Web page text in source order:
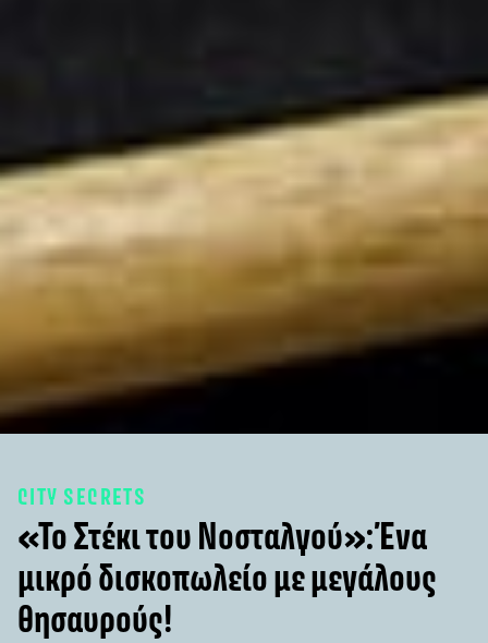
CITY SECRETS
«Το Στέκι του Νοσταλγού»: Ένα
μικρό δισκοπωλείο με μεγάλους
θησαυρούς!